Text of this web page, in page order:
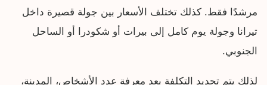
مرشدًا فقط. كذلك تختلف الأسعار بين جولة قصيرة داخل
تيرانا وجولة يوم كامل إلى بيرات أو شكودرا أو الساحل
الجنوبي.
لذلك يتم تحديد التكلفة بعد معرفة عدد الأشخاص، المدينة،